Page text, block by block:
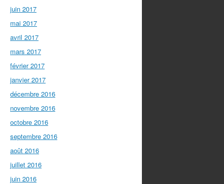
juin 2017
mai 2017
avril 2017
mars 2017
février 2017
janvier 2017
décembre 2016
novembre 2016
octobre 2016
septembre 2016
août 2016
juillet 2016
juin 2016